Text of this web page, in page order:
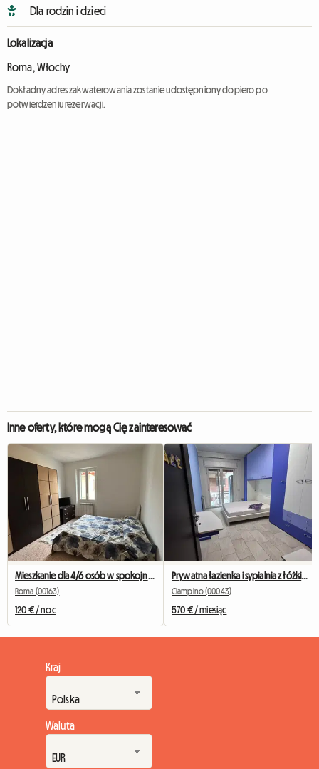
Dla rodzin i dzieci
Lokalizacja
Roma, Włochy
Dokładny adres zakwaterowania zostanie udostępniony dopiero po
potwierdzeniu rezerwacji.
Inne oferty, które mogą Cię zainteresować
Roma (00163)
120 € / noc
Prywatna łazienka i sypialnia z łóżkiem małżeńskim
Ciampino (00043)
570 € / miesiąc
Kraj
Waluta